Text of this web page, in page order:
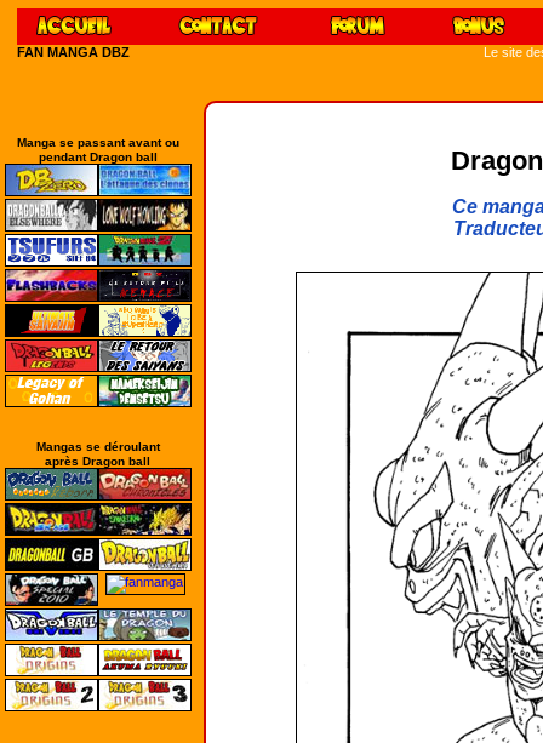
FAN MANGA DBZ Le site
Manga se passant avant ou
pendant Dragon ball
Mangas se déroulant
après Dragon ball
Ce